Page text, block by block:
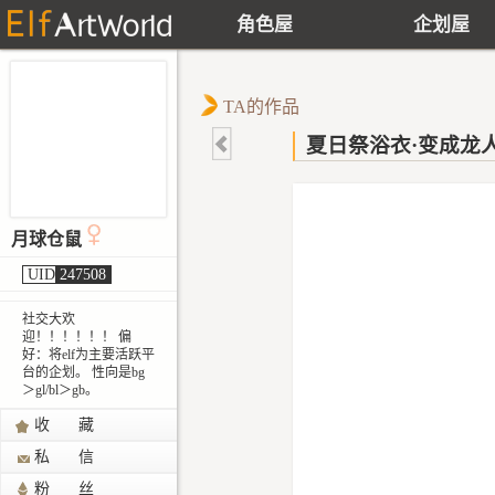
角色屋 企划屋
月球仓鼠
UID 247508
社交大欢
迎！！！！！！ 偏
好：将elf为主要活跃平
台的企划。 性向是bg
＞gl/bl＞gb。
收 藏
私 信
粉 丝
TA的作品
夏日祭浴衣·变成龙